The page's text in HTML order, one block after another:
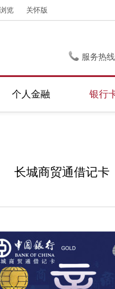
览 关怀版
服务热
个人金融 银行
长城商贸通借记卡